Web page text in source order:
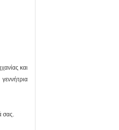
και
σας.